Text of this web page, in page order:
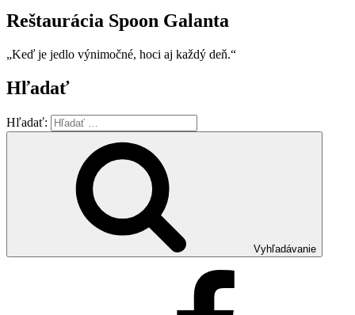
Reštaurácia Spoon Galanta
„Keď je jedlo výnimočné, hoci aj každý deň.“
Hľadať
Hľadať:
Vyhľadávanie